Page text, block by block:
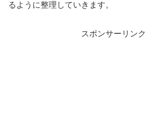
るように整理していきます。
スポンサーリンク